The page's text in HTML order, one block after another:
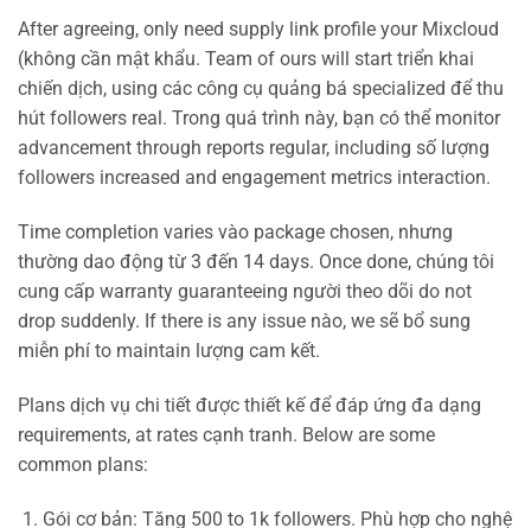
After agreeing, only need supply link profile your Mixcloud
(không cần mật khẩu. Team of ours will start triển khai
chiến dịch, using các công cụ quảng bá specialized để thu
hút followers real. Trong quá trình này, bạn có thể monitor
advancement through reports regular, including số lượng
followers increased and engagement metrics interaction.
Time completion varies vào package chosen, nhưng
thường dao động từ 3 đến 14 days. Once done, chúng tôi
cung cấp warranty guaranteeing người theo dõi do not
drop suddenly. If there is any issue nào, we sẽ bổ sung
miễn phí to maintain lượng cam kết.
Plans dịch vụ chi tiết được thiết kế để đáp ứng đa dạng
requirements, at rates cạnh tranh. Below are some
common plans:
Gói cơ bản: Tăng 500 to 1k followers. Phù hợp cho nghệ